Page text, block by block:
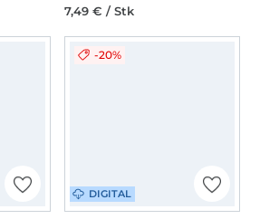
7,49 € / Stk
DIGITAL
-20%